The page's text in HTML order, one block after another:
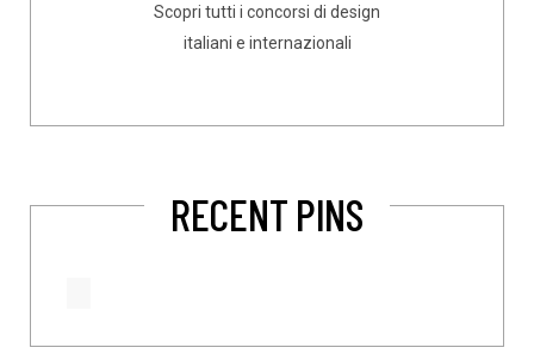
Scopri tutti i concorsi di design
italiani e internazionali
RECENT PINS